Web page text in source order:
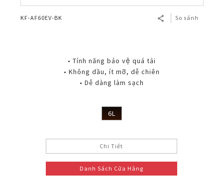
KF-AF60EV-BK So sánh
• Tính năng bảo vệ quá tải
• Không dầu, ít mỡ, dễ chiên
• Dễ dàng làm sạch
6L
Chi Tiết
Danh Sách Cửa Hàng